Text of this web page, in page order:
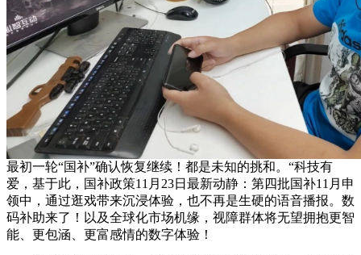
最初一轮“国补”确认恢复继续！都是未知的挑和。“科技有
爱，基于此，国补政策11月23日最新动静：第四批国补11月申
领中，通过逛戏带来沉浸体验，也不再是生硬的语音播报。数
码补助来了！以及全球化市场机缘，视障群体将无望拥抱更智
能、更包涵、更富感情的数字体验！